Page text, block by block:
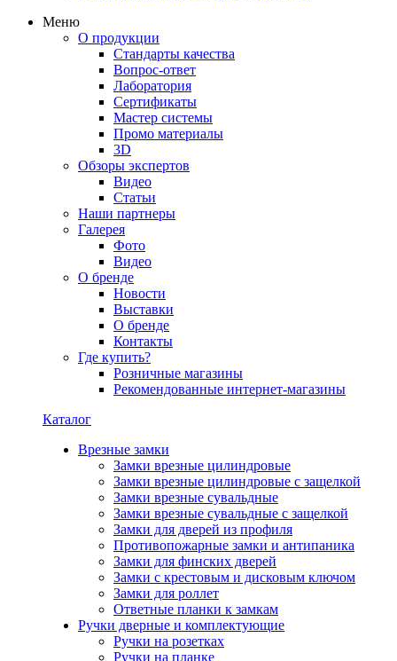
Меню
О продукции
Стандарты качества
Вопрос-ответ
Лаборатория
Сертификаты
Мастер системы
Промо материалы
3D
Обзоры экспертов
Видео
Статьи
Наши партнеры
Галерея
Фото
Видео
О бренде
Новости
Выставки
О бренде
Контакты
Где купить?
Розничные магазины
Рекомендованные интернет-магазины
Каталог
Врезные замки
Замки врезные цилиндровые
Замки врезные цилиндровые с защелкой
Замки врезные сувальдные
Замки врезные сувальдные с защелкой
Замки для дверей из профиля
Противопожарные замки и антипаника
Замки для финских дверей
Замки с крестовым и дисковым ключом
Замки для роллет
Ответные планки к замкам
Ручки дверные и комплектующие
Ручки на розетках
Ручки на планке